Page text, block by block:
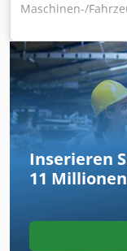
Maschinen-/
4’730 mm,
Kraftstofftyp:Diesel
Gabellänge:1’050
Hinterreifengröße:
5215420 Chjdpfszr
5052-00236
Inserieren
11 Millionen